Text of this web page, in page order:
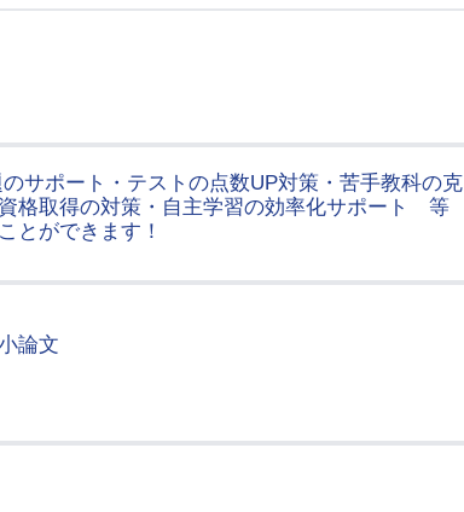
サポート・テストの点数UP対策・苦手教科の克
格取得の対策・自主学習の効率化サポート 等
とができます！
論文